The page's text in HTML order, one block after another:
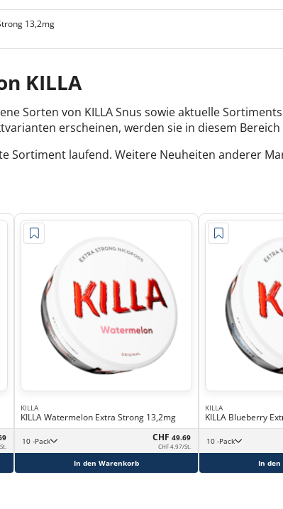
13,2mg
KILLA
Sorten von KILLA Snus sowie aktuelle
erscheinen, werden sie in diesem
Sortiment laufend. Weitere Neuheiten anderer
KILLA
KILLA Watermelon Extra Strong 13,2mg
10 -Pack CHF 49.69
CHF 4.97/St.
In den Warenkorb
KILLA
KILLA Blueberry
10 -Pack
In